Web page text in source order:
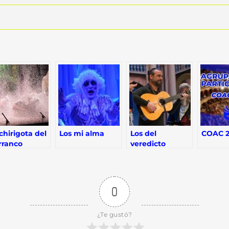
del
Los mi alma
Los del
veredicto
COAC
0
¿Te gustó?